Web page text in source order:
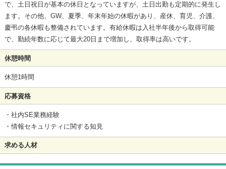
で、土日祝日が基本の休日となっていますが、土日出勤も定期的に発生し
ます。その他、GW、夏季、年末年始の休暇があり、産休、育児、介護、
慶弔の各休暇も整備されています。有給休暇は入社半年後から取得可能
で、勤続年数に応じて最大20日まで増加し、取得率は高いです。
休憩時間
休憩1時間
応募資格
・社内SE業務経験
・情報セキュリティに関する知見
求める人材